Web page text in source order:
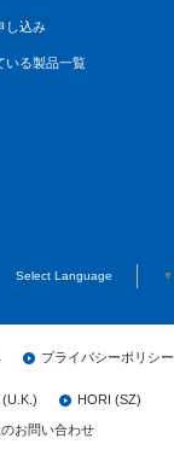
し込み
いる製品一覧
Select Language ▼
プライバシーポリシー
(U.K.) HORI (SZ)
お問い合わせ